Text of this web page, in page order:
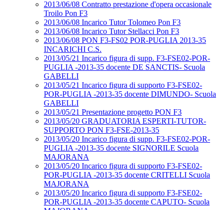
2013/06/08 Contratto prestazione d'opera occasionale
Troilo Pon F3
2013/06/08 Incarico Tutor Tolomeo Pon F3
2013/06/08 Incarico Tutor Stellacci Pon F3
2013/06/08 PON F3-FS02 POR-PUGLIA 2013-35
INCARICHI C.S.
2013/05/21 Incarico figura di supp. F3-FSE02-POR-
PUGLIA -2013-35 docente DE SANCTIS- Scuola
GABELLI
2013/05/21 Incarico figura di supporto F3-FSE02-
POR-PUGLIA -2013-35 docente DIMUNDO- Scuola
GABELLI
2013/05/21 Presentazione progetto PON F3
2013/05/20 GRADUATORIA ESPERTI-TUTOR-
SUPPORTO PON F3-FSE-2013-35
2013/05/20 Incarico figura di supp. F3-FSE02-POR-
PUGLIA -2013-35 docente SIGNORILE Scuola
MAJORANA
2013/05/20 Incarico figura di supporto F3-FSE02-
POR-PUGLIA -2013-35 docente CRITELLI Scuola
MAJORANA
2013/05/20 Incarico figura di supporto F3-FSE02-
POR-PUGLIA -2013-35 docente CAPUTO- Scuola